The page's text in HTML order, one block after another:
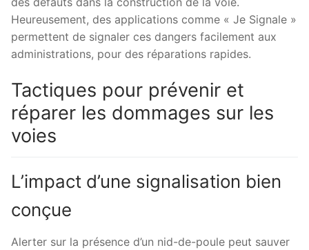
Heureusement, des applications comme « Je Signale »
permettent de signaler ces dangers facilement aux
administrations, pour des réparations rapides.
Tactiques pour prévenir et
réparer les dommages sur les
voies
L’impact d’une signalisation bien
conçue
Alerter sur la présence d’un nid-de-poule peut sauver